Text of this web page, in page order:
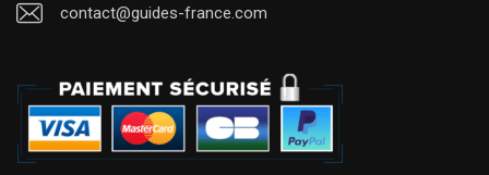
contact@guides-france.com